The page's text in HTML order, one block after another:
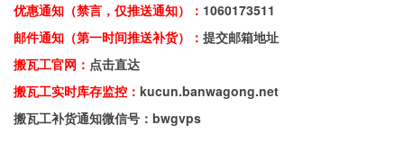
优惠通知（禁言，仅推送通知）： 1060173511
邮件通知（第一时间推送补货）： 提交邮箱地址
搬瓦工官网： 点击直达
搬瓦工实时库存监控： kucun.banwagong.net
搬瓦工补货通知微信号：bwgvps